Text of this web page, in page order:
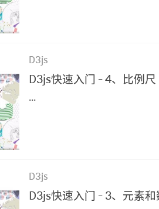
D3js
D3js快速入门 - 4、比例尺
...
D3js
D3js快速入门 - 3、元素